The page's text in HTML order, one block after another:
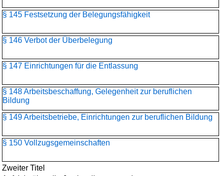
§ 145 Festsetzung der Belegungsfähigkeit
§ 146 Verbot der Überbelegung
§ 147 Einrichtungen für die Entlassung
§ 148 Arbeitsbeschaffung, Gelegenheit zur beruflichen
Bildung
§ 149 Arbeitsbetriebe, Einrichtungen zur beruflichen Bildung
§ 150 Vollzugsgemeinschaften
Zweiter Titel